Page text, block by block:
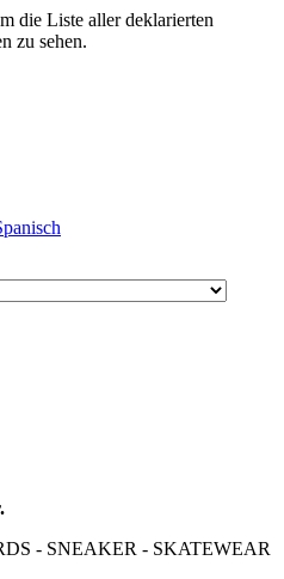
die Liste aller deklarierten
zu sehen.
- SNEAKER - SKATEWEAR